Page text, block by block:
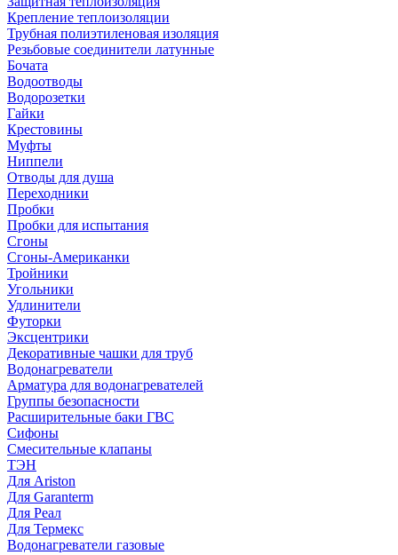
Крепление теплоизоляции
Трубная полиэтиленовая изоляция
Резьбовые соединители латунные
Бочата
Водоотводы
Водорозетки
Гайки
Крестовины
Муфты
Ниппели
Отводы для душа
Переходники
Пробки
Пробки для испытания
Сгоны
Сгоны-Американки
Тройники
Угольники
Удлинители
Футорки
Эксцентрики
Декоративные чашки для труб
Водонагреватели
Арматура для водонагревателей
Группы безопасности
Расширительные баки ГВС
Сифоны
Смесительные клапаны
ТЭН
Для Ariston
Для Garanterm
Для Реал
Для Термекс
Водонагреватели газовые